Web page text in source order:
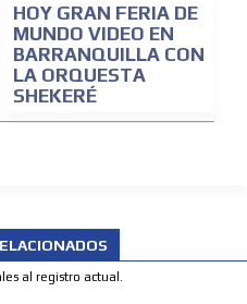
HOY GRAN FERIA DE
MUNDO VIDEO EN
BARRANQUILLA CON
LA ORQUESTA
SHEKERÉ
al registro actual.